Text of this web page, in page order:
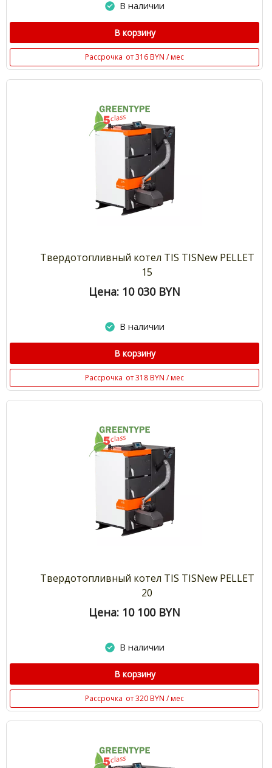
В наличии
В корзину
Рассрочка от 316 BYN / мес
Твердотопливный котел TIS TISNew PELLET
15
Цена: 10 030 BYN
В наличии
В корзину
Рассрочка от 318 BYN / мес
Твердотопливный котел TIS TISNew PELLET
20
Цена: 10 100 BYN
В наличии
В корзину
Рассрочка от 320 BYN / мес